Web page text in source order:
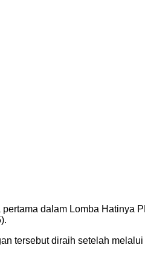
dalam Lomba Hatinya
tersebut diraih setelah